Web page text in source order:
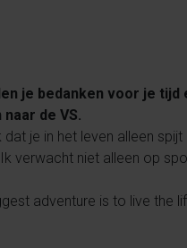
je bedanken voor je
naar de VS.
dat je in het leven alleen
verwacht niet alleen op
adventure is to live the